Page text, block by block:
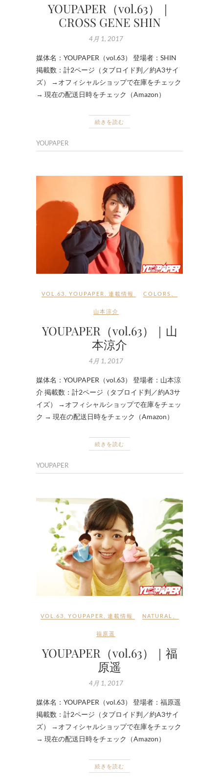
YOUPAPER（vol.63）｜
CROSS GENE SHIN
4月 1, 2017
媒体名：YOUPAPER（vol.63） 登場者：SHIN
掲載数：計2ページ（タブロイド判／約A3サイ
ズ） →オフィシャルショップで在庫をチェック
→ 現在の配送日時をチェック（Amazon）
続きを読む
YOUPAPER
VOL.63 YOUPAPER 連載情報 COLORS
山本涼介
YOUPAPER（vol.63）｜山
本涼介
4月 1, 2017
媒体名：YOUPAPER（vol.63） 登場者：山本涼
介 掲載数：計2ページ（タブロイド判／約A3サ
イズ） →オフィシャルショップで在庫をチェッ
ク → 現在の配送日時をチェック（Amazon）
続きを読む
YOUPAPER
VOL.63 YOUPAPER 連載情報 NATURAL
福原遥
YOUPAPER（vol.63）｜福
原遥
4月 1, 2017
媒体名：YOUPAPER（vol.63） 登場者：福原遥
掲載数：計2ページ（タブロイド判／約A3サイ
ズ） →オフィシャルショップで在庫をチェック
→ 現在の配送日時をチェック（Amazon）
続きを読む